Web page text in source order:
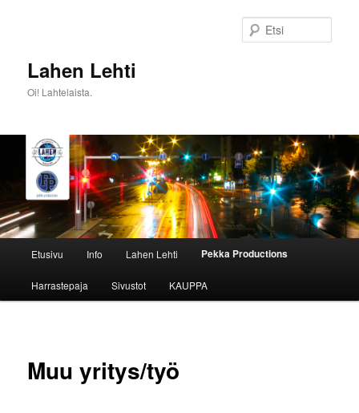
Lahen Lehti
Oi! Lahtelaista.
Etusivu Info Lahen Lehti Pekka Productions
Harrastepaja Sivustot KAUPPA
Muu yritys/työ